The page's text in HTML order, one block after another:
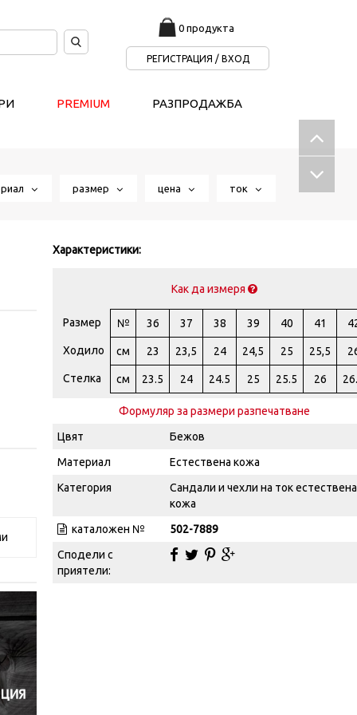
0 продукта
РЕГИСТРАЦИЯ / ВХОД
PREMIUM РАЗПРОДАЖБА
размер цена ток
Характеристики:
Как да измеря
Размер № 36 37 38 39 40 41
Ходило см 23 23,5 24 24,5 25 25,5
Стелка см 23.5 24 24.5 25 25.5 26
Формуляр за размери разпечатване
Цвят
Бежов
Материал
Естествена кожа
Категория
Сандали и чехли на ток естествена
кожа
каталожен №
502-7889
Сподели с
приятели: